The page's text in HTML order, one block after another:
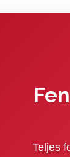
Teljes